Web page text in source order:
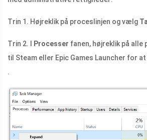
Trin 1. Højreklik på proceslinjen og vælg
Trin 2. I Processer fanen, højreklik på
til Steam eller Epic Games Launcher for
.